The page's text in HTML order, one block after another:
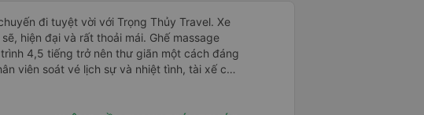
đi tuyệt vời với Trọng Thủy Travel. Xe
hiện đại và rất thoải mái. Ghế massage
4,5 tiếng trở nên thư giãn một cách đáng
viên soát vé lịch sự và nhiệt tình, tài xế cẩn
nghiệp, mọi thứ đều được tổ chức tốt. Các